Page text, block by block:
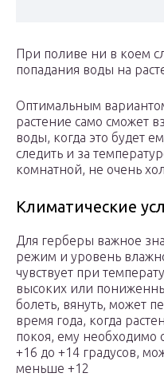
При поливе ни в коем
попадания воды на
Оптимальным
растение само сможет
воды, когда это будет
следить и за
комнатной, не очень
Климатические
Для герберы важное
режим и уровень
чувствует при
высоких или
болеть, вянуть, может
время года, когда
покоя, ему необходимо
+16 до +14 градусов,
меньше +12